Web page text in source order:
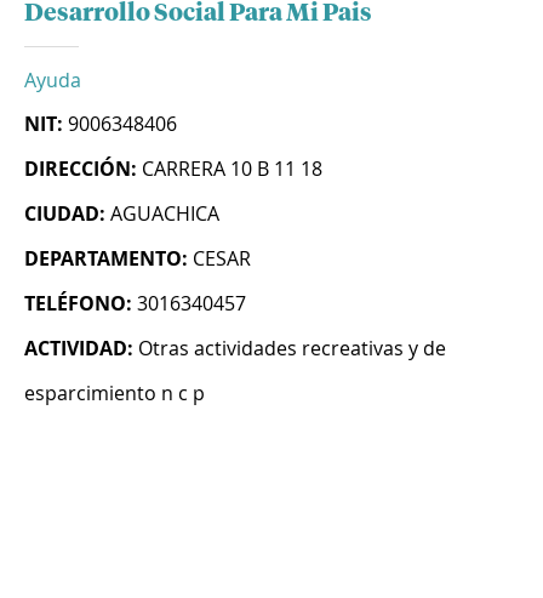
Desarrollo Social Para Mi Pais
Ayuda
NIT: 9006348406
DIRECCIÓN: CARRERA 10 B 11 18
CIUDAD: AGUACHICA
DEPARTAMENTO: CESAR
TELÉFONO: 3016340457
ACTIVIDAD: Otras actividades recreativas y de
esparcimiento n c p